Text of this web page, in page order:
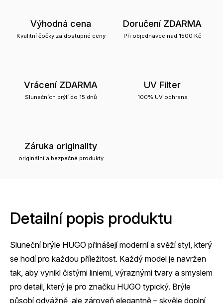
Výhodná cena
Kvalitní čočky za dostupné ceny
Doručení ZDARMA
Při objednávce nad 1500 Kč
Vrácení ZDARMA
Slunečních brýlí do 15 dnů
UV Filter
100% UV ochrana
Záruka originality
originální a bezpečné produkty
Detailní popis produktu
Sluneční brýle HUGO přinášejí moderní a svěží styl, který
se hodí pro každou příležitost. Každý model je navržen
tak, aby vynikl čistými liniemi, výraznými tvary a smyslem
pro detail, který je pro značku HUGO typický. Brýle
působí odvážně, ale zároveň elegantně – skvěle doplní